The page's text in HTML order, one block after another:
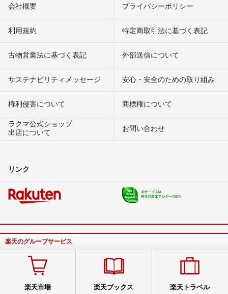
会社概要 プライバシーポリシー
利用規約 特定商取引法に基づく表記
古物営業法に基づく表記 外部送信について
サステナビリティメッセージ 安心・安全のための取り組み
権利侵害について
商標権について
ラクマ公式ショップ
出店について
お問い合わせ
リンク
楽天のグループサービス
楽天市場 楽天ブックス 楽天トラベル